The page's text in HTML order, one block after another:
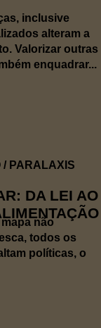
inclusive
alteram a
Valorizar outras
enquadrar...
DA LEI AO
não
todos os
políticas, o